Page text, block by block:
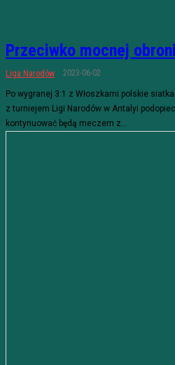
Przeciwko mocnej
Liga Narodów 2023-06-02
Po wygranej 3:1 z Włoszkami polskie
z turniejem Ligi Narodów w Antalyi
kontynuować będą meczem z...